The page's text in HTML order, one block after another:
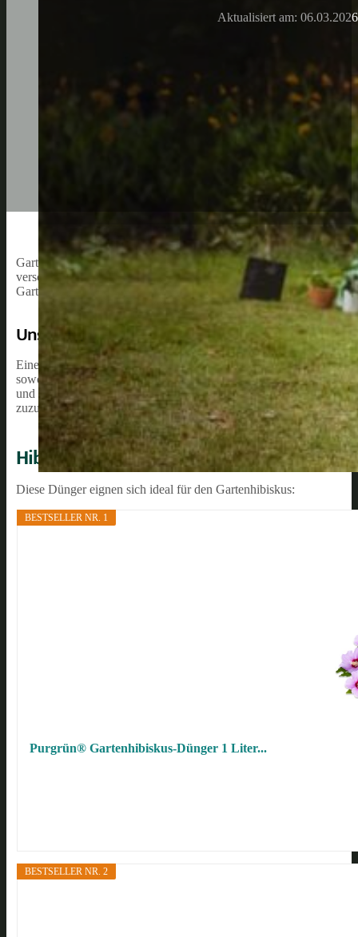
Aktualisiert am: 06.03.2026
Gartenhibiskus, auch als Hibiskus syriacus
bekannt, ist eine
verschiedenen Klimazonen gut zu gedeihen. Die richtige Pflege
Gartenhibiskus bei. In diesem Artikel werden Informationen und
Unsere Empfehlung:
Eine der wichtigsten Richtlinien bei der Düngung von
sowohl Stickstoff, Phosphor als auch Kalium enthält. Diese
und Laubqualität bei. Es ist auch ratsam, den Dünger während
zuzuführen.
Hibiskus-Dünger kaufen
Diese Dünger eignen sich ideal für den Gartenhibiskus:
BESTSELLER NR. 1
Purgrün® Gartenhibiskus-Dünger 1 Liter...
BESTSELLER NR. 2